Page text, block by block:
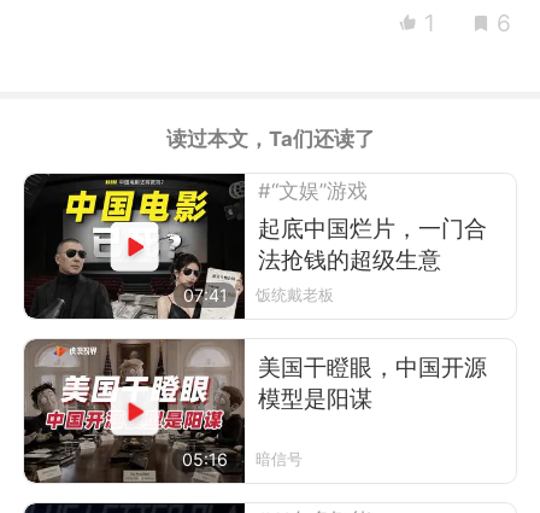
1 6
读过本文，Ta们还读了
07:41
#“文娱”游戏
起底中国烂片，一门合
法抢钱的超级生意
饭统戴老板
05:16
美国干瞪眼，中国开源
模型是阳谋
暗信号